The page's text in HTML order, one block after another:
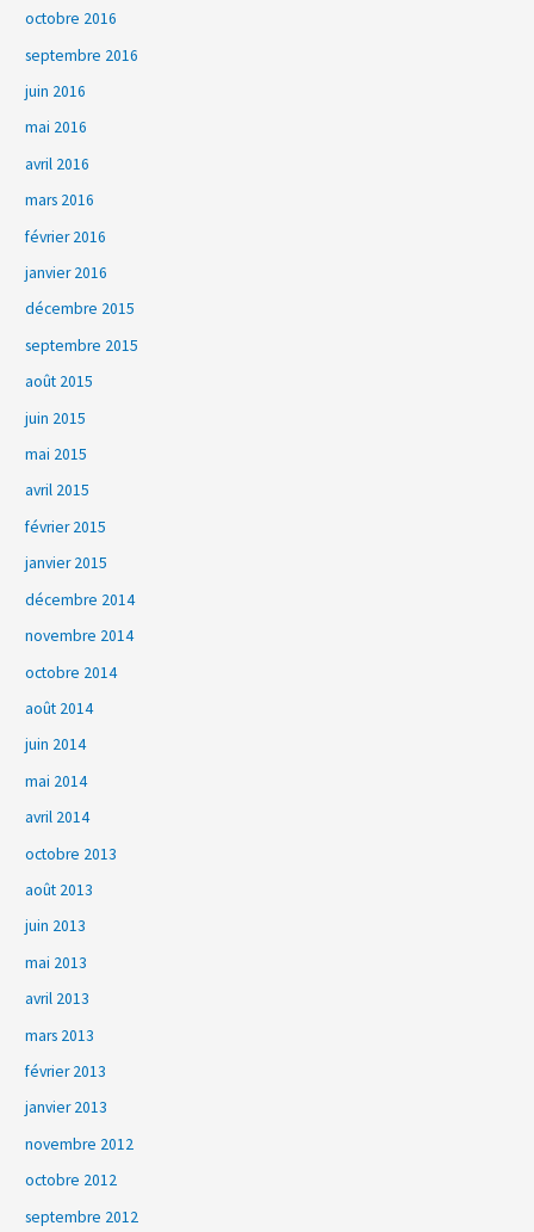
octobre 2016
septembre 2016
juin 2016
mai 2016
avril 2016
mars 2016
février 2016
janvier 2016
décembre 2015
septembre 2015
août 2015
juin 2015
mai 2015
avril 2015
février 2015
janvier 2015
décembre 2014
novembre 2014
octobre 2014
août 2014
juin 2014
mai 2014
avril 2014
octobre 2013
août 2013
juin 2013
mai 2013
avril 2013
mars 2013
février 2013
janvier 2013
novembre 2012
octobre 2012
septembre 2012